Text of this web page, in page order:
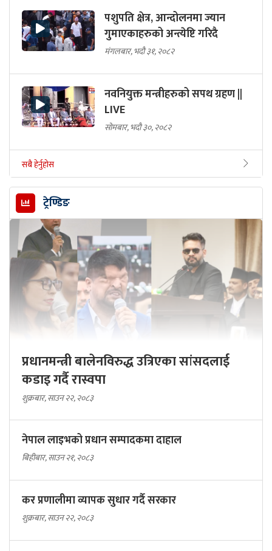
पशुपति क्षेत्र, आन्दोलनमा ज्यान
गुमाएकाहरुको अन्त्येष्टि गरिदै
मंगलबार, भदौ ३१, २०८२
नवनियुक्त मन्त्रीहरुको सपथ ग्रहण ||
LIVE
सोमबार, भदौ ३०, २०८२
सबै हेर्नुहोस
ट्रेण्डिङ
प्रधानमन्त्री बालेनविरुद्ध उत्रिएका सांसदलाई
कडाइ गर्दै रास्वपा
शुक्रबार, साउन २२, २०८३
नेपाल लाइभको प्रधान सम्पादकमा दाहाल
बिहीबार, साउन २१, २०८३
कर प्रणालीमा व्यापक सुधार गर्दै सरकार
शुक्रबार, साउन २२, २०८३